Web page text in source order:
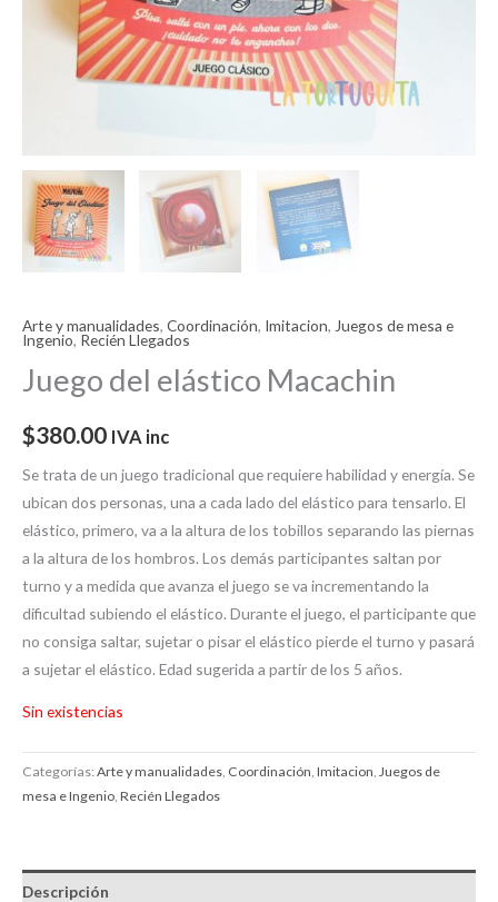
Arte y manualidades, Coordinación, Imitacion, Juegos de mesa e
Ingenio, Recién Llegados
Juego del elástico Macachin
$380.00 IVA inc
Se trata de un juego tradicional que requiere habilidad y energía. Se
ubican dos personas, una a cada lado del elástico para tensarlo. El
elástico, primero, va a la altura de los tobillos separando las piernas
a la altura de los hombros. Los demás participantes saltan por
turno y a medida que avanza el juego se va incrementando la
dificultad subiendo el elástico. Durante el juego, el participante que
no consiga saltar, sujetar o pisar el elástico pierde el turno y pasará
a sujetar el elástico. Edad sugerida a partir de los 5 años.
Sin existencias
Categorías:Arte y manualidades, Coordinación, Imitacion, Juegos de
mesa e Ingenio, Recién Llegados
Descripción